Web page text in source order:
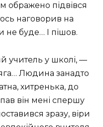
ображено підвівся
наговорив на
не буде… І пішов.
учитель у школі, —
Людина занадто
хитренька, до
він мені спершу
зразу, віри